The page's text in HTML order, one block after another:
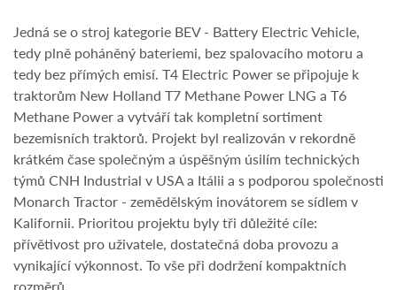
Jedná se o stroj kategorie BEV - Battery Electric Vehicle,
tedy plně poháněný bateriemi, bez spalovacího motoru a
tedy bez přímých emisí. T4 Electric Power se připojuje k
traktorům New Holland T7 Methane Power LNG a T6
Methane Power a vytváří tak kompletní sortiment
bezemisních traktorů. Projekt byl realizován v rekordně
krátkém čase společným a úspěšným úsilím technických
týmů CNH Industrial v USA a Itálii a s podporou společnosti
Monarch Tractor - zemědělským inovátorem se sídlem v
Kalifornii. Prioritou projektu byly tři důležité cíle:
přívětivost pro uživatele, dostatečná doba provozu a
vynikající výkonnost. To vše při dodržení kompaktních